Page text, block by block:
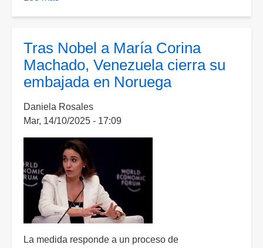
Corina
Machado
recibe
Nobel
de
la
Paz
a
nombre
de
su
madre
Tras Nobel a María Corina
Machado, Venezuela cierra su
embajada en Noruega
Daniela Rosales
Mar, 14/10/2025 - 17:09
La medida responde a un proceso de